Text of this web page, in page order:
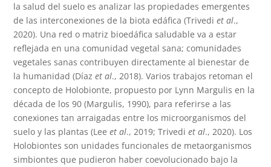
la salud del suelo es analizar las propiedades emergentes
de las interconexiones de la biota edáfica (Trivediet al.,
2020). Una red o matriz bioedáfica saludable va a estar
reflejada en una comunidad vegetal sana; comunidades
vegetales sanas contribuyen directamente al bienestar de
la humanidad (Díazet al., 2018). Varios trabajos retoman el
concepto de Holobionte, propuesto por Lynn Margulis en la
década de los 90 (Margulis, 1990), para referirse a las
conexiones tan arraigadas entre los microorganismos del
suelo y las plantas (Leeet al., 2019; Trivediet al., 2020). Los
Holobiontes son unidades funcionales de metaorganismos
simbiontes que pudieron haber coevolucionado bajo la